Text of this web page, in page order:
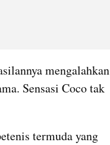
mengalahkan
Sensasi Coco tak
termuda yang